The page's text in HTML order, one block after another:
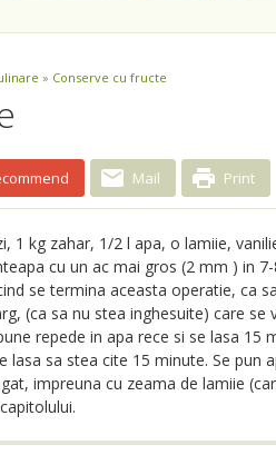
» Conserve cu fructe
Mail Print
1 kg zahar, 1/2 l apa, o lamiie,
cu un ac mai gros (2 mm ) in
se termina aceasta operatie, ca
(ca sa nu stea inghesuite) care se
repede in apa rece si se lasa 15
lasa sa stea cite 15 minute. Se
impreuna cu zeama de lamiie